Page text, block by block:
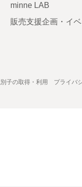
minne LAB
販売支援企画・イベ
子の取得・利用 プライバ